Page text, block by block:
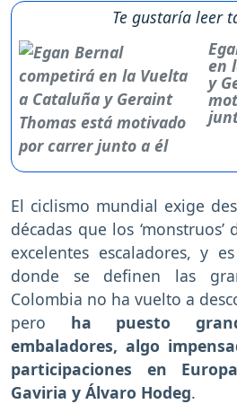
Te gustaría leer
en
y
El ciclismo mundial exige
décadas que los
excelentes escaladores, y
donde se definen las
Colombia no ha vuelto a
pero ha puesto
embaladores, algo
participaciones en
Gaviria y Álvaro Hodeg.